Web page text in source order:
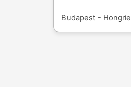
Budapest - Hongrie